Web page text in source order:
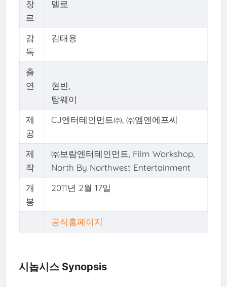
장
르
멜로
감
독
김태용
출
연
현빈,
탕웨이
제
공
CJ엔터테인먼트㈜, ㈜엠엔에프씨
제
작
㈜보람엔터테인먼트, Film Workshop,
North By Northwest Entertainment
개
봉
2011년 2월 17일
공식홈페이지
시놉시스 Synopsis